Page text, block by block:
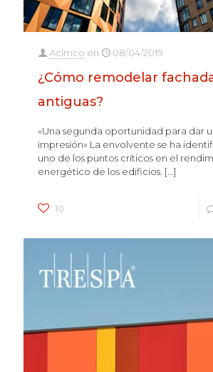
Acimco en 08/04/2019
¿Cómo remodelar
antiguas?
«Una segunda oportunidad para dar
impresión» La envolvente se ha
uno de los puntos críticos en el
energético de los edificios. […]
10